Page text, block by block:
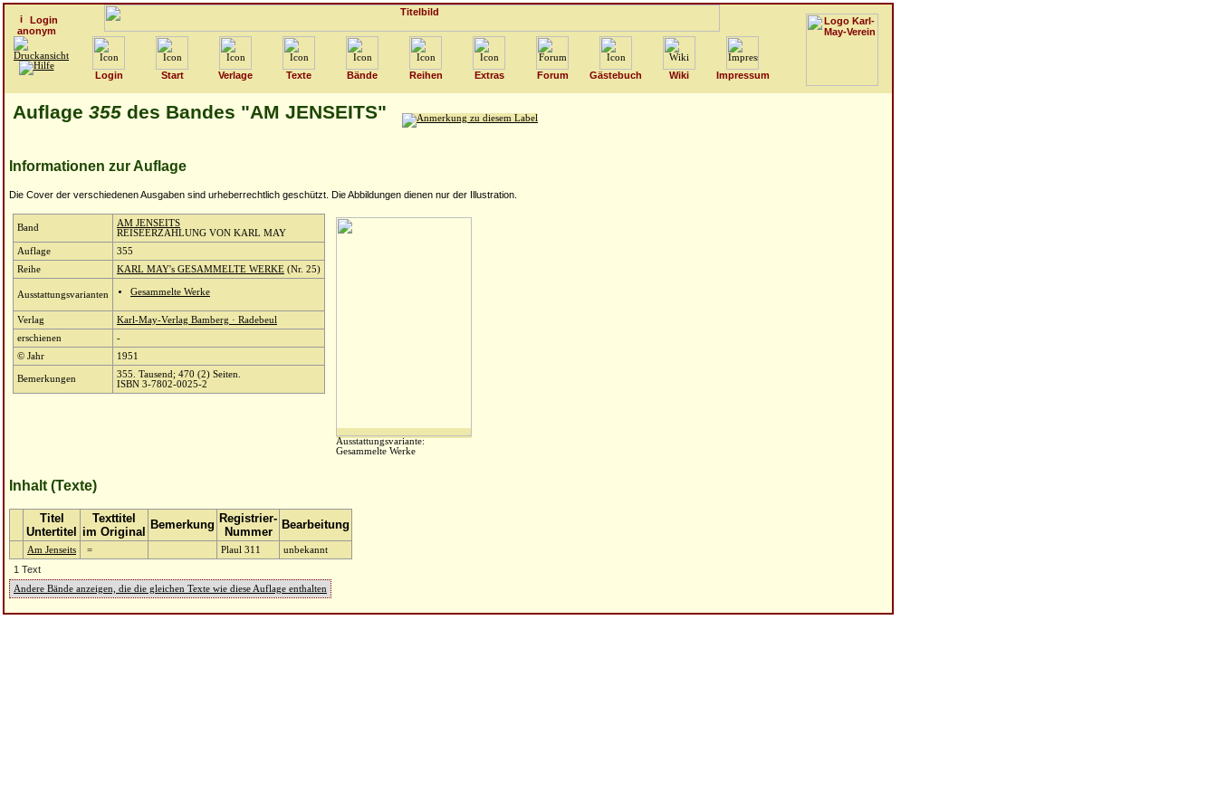
Login
anonym
Login Start Verlage Texte Bände Reihen Extras Forum Gästebuch Wiki Impressum
Auflage 355 des Bandes "AM JENSEITS"
Informationen zur Auflage
Die Cover der verschiedenen Ausgaben sind urheberrechtlich geschützt. Die Abbildungen dienen nur der Illustration.
Band
AM JENSEITS
REISEERZÄHLUNG VON KARL MAY
Auflage
355
Reihe
KARL MAY's GESAMMELTE WERKE (Nr. 25)
Ausstattungsvarianten Gesammelte Werke
Verlag
Karl-May-Verlag Bamberg · Radebeul
erschienen
-
© Jahr
1951
Bemerkungen
355. Tausend; 470 (2) Seiten.
ISBN 3-7802-0025-2
Ausstattungsvariante:
Gesammelte Werke
Inhalt (Texte)
Titel
Untertitel
Texttitel
im Original
Bemerkung Registrier-
Nummer
Bearbeitung
Am Jenseits = Plaul 311 unbekannt
1 Text
Andere Bände anzeigen, die die gleichen Texte wie diese Auflage enthalten